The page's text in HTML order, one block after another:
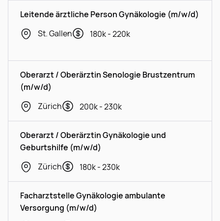
Leitende ärztliche Person Gynäkologie (m/w/d)
St. Gallen
180k - 220k
Oberarzt / Oberärztin Senologie Brustzentrum
(m/w/d)
Zürich
200k - 230k
Oberarzt / Oberärztin Gynäkologie und
Geburtshilfe (m/w/d)
Zürich
180k - 230k
Facharztstelle Gynäkologie ambulante
Versorgung (m/w/d)